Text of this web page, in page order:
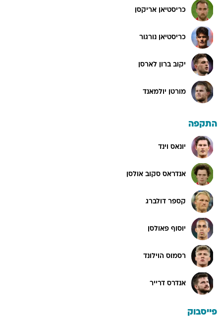
כריסטיאן אריקסן
כריסטיאן נורגור
יקוב ברון לארסן
מורטן יולמאנד
התקפה
יונאס וינד
אנדראס סקוב אולסן
קספר דולברג
יוסוף פאולסן
רסמוס הוילונד
אנדרס דרייר
פייסבוק